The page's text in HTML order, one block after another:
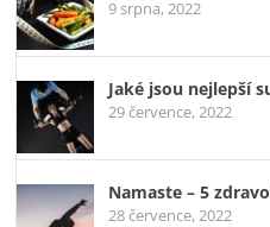
9 srpna, 2022
Jaké jsou nejlepší
29 července, 2022
Namaste – 5
28 července, 2022